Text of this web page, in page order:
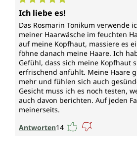
Durchschnittliche Bewertung
Ich liebe es!
Das Rosmarin Tonikum verwende
meiner Haarwäsche im feuchten
auf meine Kopfhaut, massiere es
föhne danach meine Haare. Ich
Gefühl, dass sich meine Kopfhaut
erfrischend anfühlt. Meine Haare
mehr und fühlen sich auch
Gesicht muss ich es noch testen,
auch davon berichten. Auf jeden
meinerseits.
Antworten14